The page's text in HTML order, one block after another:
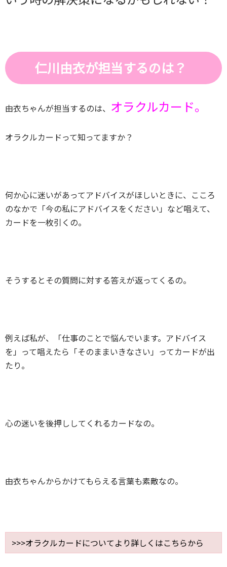
仁川由衣が担当するのは？
由衣ちゃんが担当するのは、 オラクルカード。
オラクルカードって知ってますか？
何か心に迷いがあってアドバイスがほしいときに、こころ
のなかで「今の私にアドバイスをください」など唱えて、
カードを一枚引くの。
そうするとその質問に対する答えが返ってくるの。
例えば私が、「仕事のことで悩んでいます。アドバイス
を」って唱えたら「そのままいきなさい」ってカードが出
たり。
心の迷いを後押ししてくれるカードなの。
由衣ちゃんからかけてもらえる言葉も素敵なの。
>>>オラクルカードについてより詳しくはこちらから